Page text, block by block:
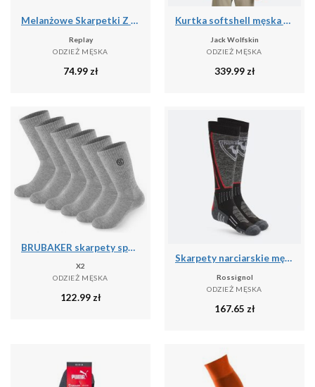
Melanżowe Skarpetki Z Logo Dla Dorosłych Unisex (zestaw 3 Sztuk)
Replay
ODZIEŻ MĘSKA
74.99 zł
Kurtka softshell męska Jack Wolfskin Feldberg Hoody
Jack Wolfskin
ODZIEŻ MĘSKA
339.99 zł
BRUBAKER skarpety sportowe 6 par unisex oddychające retro - Szary
X2
ODZIEŻ MĘSKA
122.99zł
Skarpety narciarskie męskie Rossignol High Speed
Rossignol
ODZIEŻ MĘSKA
167.65 zł